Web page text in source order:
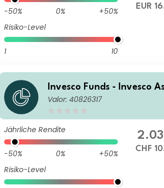
-50% 0%
+50%
Risiko-Level
1 10
EUR
Invesco Funds - Invesco
Opportunities Equity Fund
CHF
Valor: 40826317
Jährliche Rendite
-50% 0%
+50%
Risiko-Level
CHF